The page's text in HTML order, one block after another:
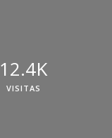
12.4K
VISITAS